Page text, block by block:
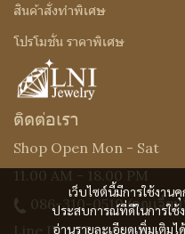
เว็บไซต์นี้มีการใช้งาน
ประสบการณ์ที่ดีในการใช้
อ่านรายละเอียดเพิ่มเติมไ
สินค้าสั่งทำพิเศษ
โปรโมชั่น ราคาพิเศษ
ติดต่อเรา
Shop Open Mon - Sat
11.00 AM - 18.00 PM
086-310-0519(คุณเจี๊ยบ